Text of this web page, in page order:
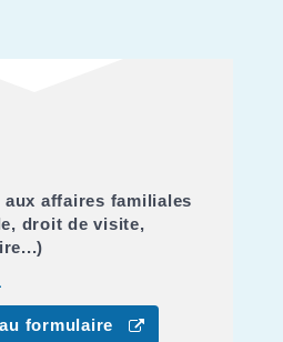
aux affaires familiales
droit de visite,
au formulaire